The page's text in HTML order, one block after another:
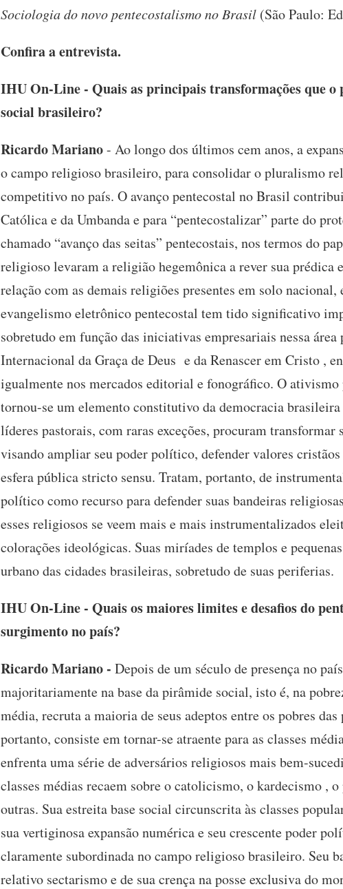
Sociologia do novo pentecostalismo no Brasil (São Paulo:
Confira a entrevista.
IHU On-Line - Quais as principais transformações que o
social brasileiro?
Ricardo Mariano- Ao longo dos últimos cem anos, a
o campo religioso brasileiro, para consolidar o pluralismo
competitivo no país. O avanço pentecostal no Brasil
Católica e da Umbanda e para “pentecostalizar” parte do
chamado “avanço das seitas” pentecostais, nos termos do
religioso levaram a religião hegemônica a rever sua prédica
relação com as demais religiões presentes em solo
evangelismo eletrônico pentecostal tem tido significativo
sobretudo em função das iniciativas empresariais nessa
Internacional da Graça de Deus e da Renascer em Cristo ,
igualmente nos mercados editorial e fonográfico. O
tornou-se um elemento constitutivo da democracia
líderes pastorais, com raras exceções, procuram
visando ampliar seu poder político, defender valores
esfera pública stricto sensu. Tratam, portanto, de
político como recurso para defender suas bandeiras
esses religiosos se veem mais e mais instrumentalizados
colorações ideológicas. Suas miríades de templos e
urbano das cidades brasileiras, sobretudo de suas periferias.
IHU On-Line - Quais os maiores limites e desafios do
surgimento no país?
Ricardo Mariano - Depois de um século de presença no
majoritariamente na base da pirâmide social, isto é, na
média, recruta a maioria de seus adeptos entre os pobres
portanto, consiste em tornar-se atraente para as classes
enfrenta uma série de adversários religiosos mais bem-
classes médias recaem sobre o catolicismo, o kardecismo ,
outras. Sua estreita base social circunscrita às classes
sua vertiginosa expansão numérica e seu crescente poder
claramente subordinada no campo religioso brasileiro. Seu
relativo sectarismo e de sua crença na posse exclusiva do